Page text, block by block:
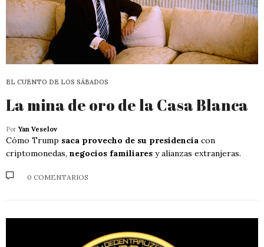
EL CUENTO DE LOS SÁBADOS
La mina de oro de la Casa Blanca
Por Yan Veselov
Cómo Trump saca provecho de su presidencia con
criptomonedas, negocios familiares y alianzas extranjeras.
0 COMENTARIOS